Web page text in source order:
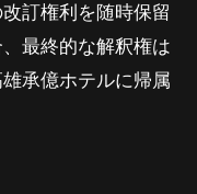
訂権利を随時保留
最終的な解釈権は
承億ホテルに帰属